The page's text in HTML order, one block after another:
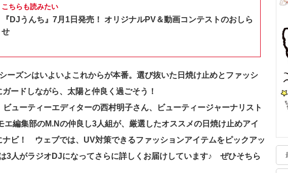
こちらも読みたい
『DJうんち』7月1日発売！ オリジナルPV＆動画コンテストのおしら
せ
ーズンはいよいよこれからが本番。選び抜いた日焼け止めとファッシ
ードしながら、太陽と仲良く過ごそう！
ューティーエディターの西村明子さん、ビューティージャーナリスト
エ編集部のM.Nの仲良し3人組が、厳選したオススメの日焼け止めアイ
ナビ！ ウェブでは、UV対策できるファッションアイテムをピックアッ
3人がラジオDJになってさらに詳しくお届けしています♪ ぜひそちら